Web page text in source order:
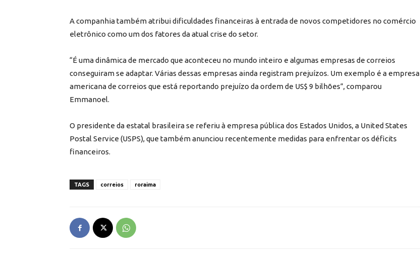
A companhia também atribui dificuldades financeiras à entrada de novos competidores no comércio
eletrônico como um dos fatores da atual crise do setor.
“É uma dinâmica de mercado que aconteceu no mundo inteiro e algumas empresas de correios
conseguiram se adaptar. Várias dessas empresas ainda registram prejuízos. Um exemplo é a empresa
americana de correios que está reportando prejuízo da ordem de US$ 9 bilhões”, comparou
Emmanoel.
O presidente da estatal brasileira se referiu à empresa pública dos Estados Unidos, a United States
Postal Service (USPS), que também anunciou recentemente medidas para enfrentar os déficits
financeiros.
TAGS correios roraima